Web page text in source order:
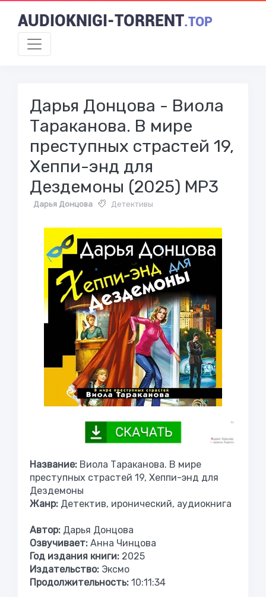
AUDIOKNIGI-TORRENT.TOP
Дарья Донцова - Виола
Тараканова. В мире
преступных страстей 19,
Хеппи-энд для
Дездемоны (2025) МР3
Дарья Донцова Детективы
Название: Виола Тараканова. В мире
преступных страстей 19, Хеппи-энд для
Дездемоны
Жанр: Детектив, иронический, аудиокнига
Автор: Дарья Донцова
Озвучивает: Анна Чинцова
Год издания книги: 2025
Издательство: Эксмо
Продолжительность: 10:11:34